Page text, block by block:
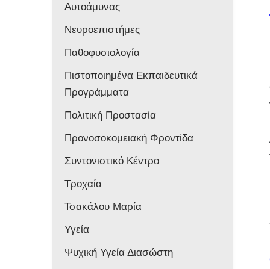
Αυτοάμυνας
Νευροεπιστήμες
Παθοφυσιολογία
Πιστοποιημένα Εκπαιδευτικά
Προγράμματα
Πολιτική Προστασία
Προνοσοκομειακή Φροντίδα
Συντονιστικό Κέντρο
Τροχαία
Τσακάλου Μαρία
Υγεία
Ψυχική Υγεία Διασώστη